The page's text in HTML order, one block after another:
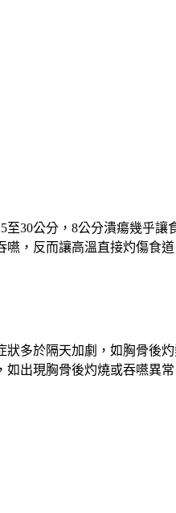
30公分，8公分潰瘍幾乎
，反而讓高溫直接灼傷食道
多於隔天加劇，如胸骨後
出現胸骨後灼燒或吞嚥異常